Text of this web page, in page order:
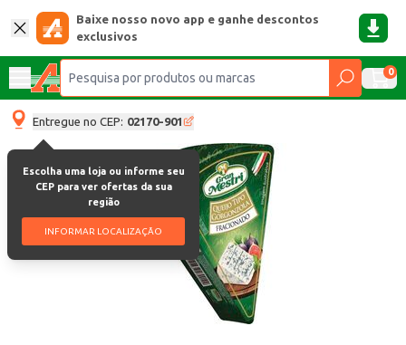
Baixe nosso novo app e ganhe descontos
exclusivos
0
Entregue no CEP: 02170-901
Escolha uma loja ou informe seu
CEP para ver ofertas da sua
região
INFORMAR LOCALIZAÇÃO